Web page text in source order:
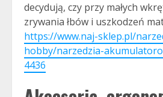
decydują, czy przy małych
zrywania łbów i uszkodzeń
https://www.naj-sklep.pl/
hobby/narzedzia-
4436